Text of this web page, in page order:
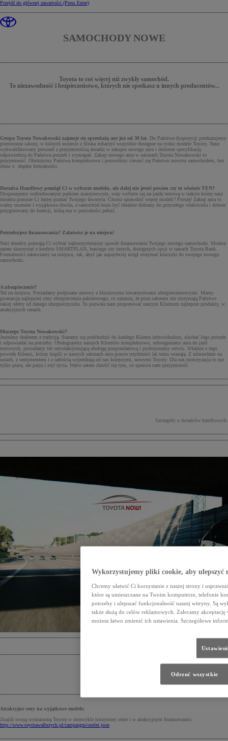
Przejdź do głównej zawartości (Press Enter)
SAMOCHODY NOWE
Toyota to coś więcej niż zwykły samochód.
To niezawodność i bezpieczeństwo, których nie spotkasz u innych producentów...
Grupa Toyota Nowakowski zajmuje się sprzedażą aut już od 30 lat . Do Państwa dyspozycji przekazujemy
przestronne salony, w których możecie z bliska zobaczyć wszystkie dostępne na rynku modele Toyoty. Nasz
wykwalifikowany personel z przyjemnością doradzi w zakupie nowego auta i dobierze specyfikację
odpowiednią do Państwa potrzeb i wymagań. Zakup nowego auta w salonach Toyota Nowakowski to
przyjemność. Obsłużymy Państwa kompleksowo i pozwolimy cieszyć się Państwu nowym samochodem, bez
obaw o zbędne formalności.
Doradca Handlowy pomógł Ci w wyborze modelu, ale dalej nie jesteś pewien czy to właśnie TEN?
Dysponujemy rozbudowanym parkiem maszynowym, więc wybierz się na jazdę testową w trakcie której nasz
doradca pomoże Ci lepiej poznać Twojego faworyta. Chcesz sprawdzić więcej modeli? Proszę! Zakup auta to
ważny moment i wyjątkowa chwila, a samochód musi być idealnie dobrany do przyszłego właściciela i dobrze
przygotowany do funkcji, którą ma w przyszłości pełnić.
Potrzebujesz finansowania? Załatwisz je na miejscu!
Nasi doradcy pomogą Ci wybrać najkorzystniejszy sposób finansowania Twojego nowego samochodu. Możesz
zatem skorzystać z kredytu SMARTPLAN, leasingu czy innych, dostępnych opcji w ramach Toyota Bank.
Formalności załatwiamy na miejscu, tak, abyś jak najszybciej mógł otrzymać kluczyki do swojego nowego
samochodu.
A ubezpieczenie?
Też na miejscu. Posiadamy podpisane umowy z kluczowymi towarzystwami ubezpieczeniowymi. Mamy
gwarancję najlepszej ceny ubezpieczenia pakietowego, co oznacza, że poza salonem nie otrzymają Państwo
takiej oferty od danego ubezpieczyciela. To pozwala nam proponować naszym Klientom najlepsze produkty, w
atrakcyjnych cenach.
Dlaczego Toyota Nowakowski?
Jesteśmy dealerem z tradycją. Staramy się podchodzić do każdego Klienta indywidualnie, słuchać Jego potrzeb
i odpowiadać na potrzeby. Obsługujemy naszych Klientów kompleksowo, udostępniamy auta do jazd
testowych, posiadamy też satysfakcjonującą obsługę posprzedażową i profesjonalny serwis. Właśnie z tego
powodu Klienci, którzy kupili w naszych salonach auta prawie trzydzieści lat temu wracają. Z uśmiechem na
ustach, z sentymentem i z radością wyjeżdżają od nas kolejnymi, nowymi Toyoty. Dla nas motoryzacja to nie
tylko praca, ale pasja i styl życia. Warto zatem dzielić się tym, co sprawia nam przyjemność.
Szczegóły u doradców handlowych.
Atrakcyjne ceny na wyjątkowe modele.
Znajdź swoją wymarzoną Toyotę w niezwykle korzystnej cenie i w atrakcyjnym finansowaniu:
http://www.toyotawalbrzych.pl/campaigns/outlet.json
Wykorzystujemy pliki cookie, aby ulepszyć
Chcemy ułatwić Ci korzystanie z naszej strony i
które są umieszczane na Twoim komputerze, telefonie
potrzeby i ulepszać funkcjonalność naszej witryny. Są
także służą do celów reklamowych. Zalecamy
możesz łatwo zmienić ich ustawienia. Szczegółowe
Odrzuć wszystkie